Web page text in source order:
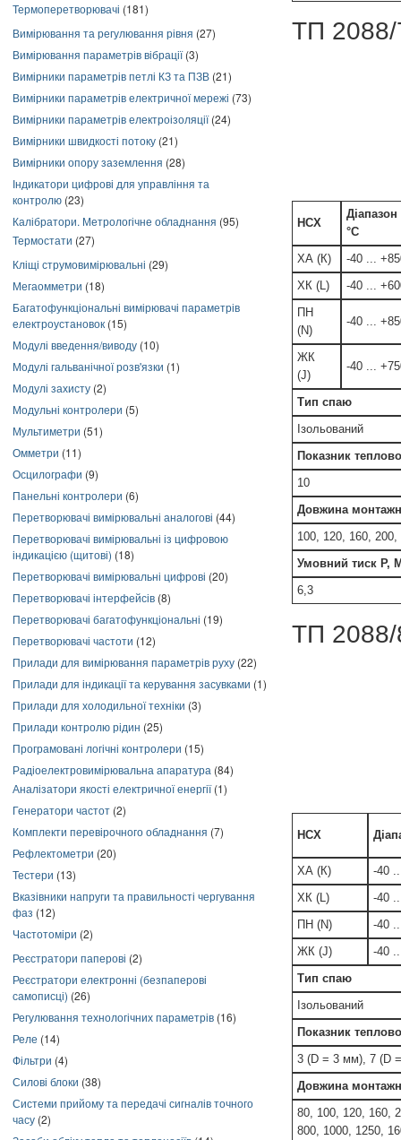
Термоперетворювачі (181)
Вимірювання та регулювання рівня (27)
Вимірювання параметрів вібрації(3)
Вимірники параметрів петлі КЗ та ПЗВ (21)
Вимірники параметрів електричної мережі (73)
Вимірники параметрів електроізоляції(24)
Вимірники швидкості потоку (21)
Вимірники опору заземлення (28)
Індикатори цифрові для управління та
контролю (23)
Калібратори. Метрологічне обладнання (95)
Термостати (27)
Кліщі струмовимірювальні (29)
Мегаомметри (18)
Багатофункціональні вимірювачі параметрів
електроустановок (15)
Модулі введення/виводу (10)
Модулі гальванічної розв'язки (1)
Модулі захисту (2)
Модульні контролери (5)
Мультиметри (51)
Омметри (11)
Осцилографи (9)
Панельні контролери (6)
Перетворювачі вимірювальні аналогові (44)
Перетворювачі вимірювальні із цифровою
індикацією (щитові) (18)
Перетворювачі вимірювальні цифрові (20)
Перетворювачі інтерфейсів (8)
Перетворювачі багатофункціональні (19)
Перетворювачі частоти (12)
Прилади для вимірювання параметрів руху (22)
Прилади для індикації та керування засувками (1)
Прилади для холодильної техніки (3)
Прилади контролю рідин (25)
Програмовані логічні контролери (15)
Радіоелектровимірювальна апаратура (84)
Аналізатори якості електричної енергії(1)
Генератори частот (2)
Комплекти перевірочного обладнання (7)
Рефлектометри (20)
Тестери (13)
Вказівники напруги та правильності чергування
фаз (12)
Частотоміри (2)
Реєстратори паперові (2)
Реєстратори електронні (безпаперові
самописці) (26)
Регулювання технологічних параметрів (16)
Реле (14)
Фільтри (4)
Силові блоки (38)
Системи прийому та передачі сигналів точного
часу (2)
ТП
НСХ
Діапазон
°С
ХА (К)
-40 ...
ХК (L)
-40 ...
ПН
(N)
-40 ...
ЖК
(J)
-40 ...
Тип спаю
Ізольований
Показник
10
Довжина
100, 120, 160,
Умовний тиск Р,
6,3
ТП
НСХ
ХА (К)
-40
ХК (L)
-40
ПН (N)
-40
ЖК (J)
-40
Тип спаю
Ізольований
Показник
3 (D = 3 мм), 7 (D
Довжина
80, 100, 120, 160,
800, 1000, 1250,